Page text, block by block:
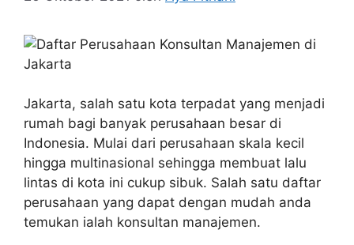
Jakarta, salah satu kota terpadat yang menjadi
rumah bagi banyak perusahaan besar di
Indonesia. Mulai dari perusahaan skala kecil
hingga multinasional sehingga membuat lalu
lintas di kota ini cukup sibuk. Salah satu daftar
perusahaan yang dapat dengan mudah anda
temukan ialah konsultan manajemen.